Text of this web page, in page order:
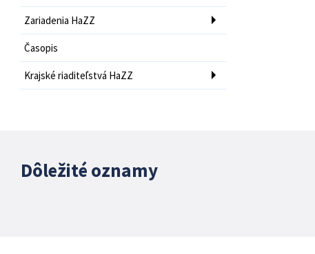
Zariadenia HaZZ
Časopis
Krajské riaditeľstvá HaZZ
Dôležité oznamy